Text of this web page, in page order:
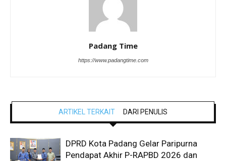
Padang Time
https://www.padangtime.com
ARTIKEL TERKAIT DARI PENULIS
DPRD Kota Padang Gelar Paripurna
Pendapat Akhir P-RAPBD 2026 dan